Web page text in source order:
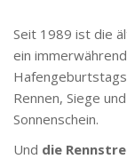
Seit 1989 ist die
ein
Rennen, Siege
Sonnenschein.
Und die